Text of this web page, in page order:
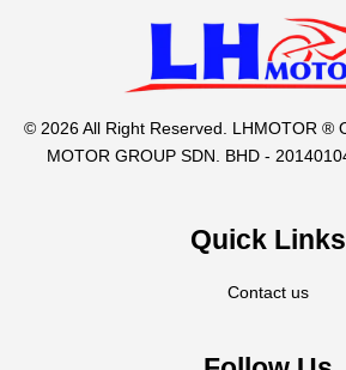
© 2026 All Right Reserved. LHMOTOR ®
MOTOR GROUP SDN. BHD -
Quick Links
Contact us